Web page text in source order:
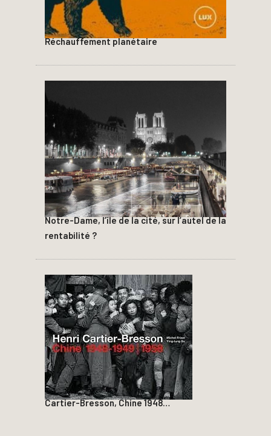
Réchauffement planétaire
Notre-Dame, l’île de la cité, sur l’autel de la
rentabilité ?
Cartier-Bresson, Chine 1948…